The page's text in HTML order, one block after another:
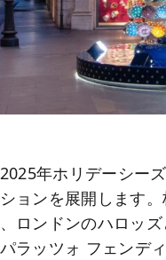
年ホリデーシー
ョンを展開します
ロンドンのハロッ
ラッツォ フェンデ